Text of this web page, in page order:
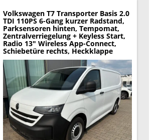
drucken
Volkswagen T7 Transporter Basis 2.0
TDI 110PS 6-Gang kurzer Radstand,
Parksensoren hinten, Tempomat,
Zentralverriegelung + Keyless Start,
Radio 13" Wireless App-Connect,
Schiebetüre rechts, Heckklappe